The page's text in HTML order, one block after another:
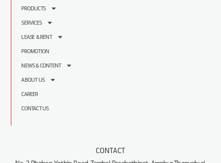
PRODUCTS
SERVICES
LEASE & RENT
PROMOTION
NEWS & CONTENT
ABOUT US
CAREER
CONTACT US
CONTACT